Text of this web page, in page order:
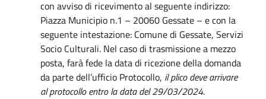
con avviso di ricevimento al seguente indirizzo:
Piazza Municipio n.1 – 20060 Gessate – e con la
seguente intestazione: Comune di Gessate, Servizi
Socio Culturali. Nel caso di trasmissione a mezzo
posta, farà fede la data di ricezione della domanda
da parte dell’ufficio Protocollo, il plico deve arrivare
al protocollo entro la data del 29/03/2024.